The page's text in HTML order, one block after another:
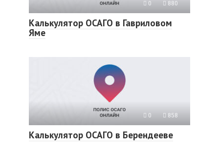
0 880
Калькулятор ОСАГО в Гавриловом
Яме
0 858
Калькулятор ОСАГО в Берендееве